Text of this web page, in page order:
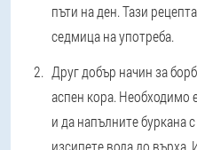
пъти на ден. Тази
седмица на употреба.
Друг добър начин за
аспен кора. Необходимо
и да напълните буркана
изсипете вода до